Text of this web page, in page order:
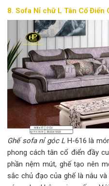
8. Sofa Nỉ chữ L Tân Cổ Điển
Ghế sofa nỉ góc L H-616 là
phong cách tân cổ điển đầy
phần nệm mút, ghế tạo nên
sắc chủ đạo của ghế là nâu